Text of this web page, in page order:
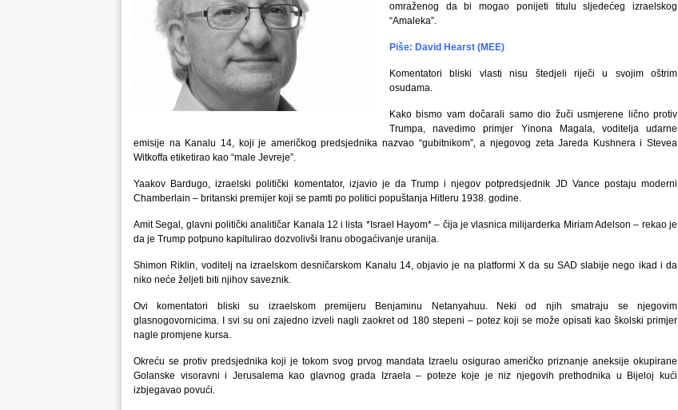
omraženog da bi mogao ponijeti titulu sljedećeg izraelskog
“Amaleka”.
Piše: David Hearst (MEE)
Komentatori bliski vlasti nisu štedjeli riječi u svojim oštrim
osudama.
Kako bismo vam dočarali samo dio žuči usmjerene lično protiv
Trumpa, navedimo primjer Yinona Magala, voditelja udarne
emisije na Kanalu 14, koji je američkog predsjednika nazvao “gubitnikom”, a njegovog zeta Jareda Kushnera i Stevea
Witkoffa etiketirao kao “male Jevreje”.
Yaakov Bardugo, izraelski politički komentator, izjavio je da Trump i njegov potpredsjednik JD Vance postaju moderni
Chamberlain – britanski premijer koji se pamti po politici popuštanja Hitleru 1938. godine.
Amit Segal, glavni politički analitičar Kanala 12 i lista *Israel Hayom* – čija je vlasnica milijarderka Miriam Adelson – rekao je
da je Trump potpuno kapitulirao dozvolivši Iranu obogaćivanje uranija.
Shimon Riklin, voditelj na izraelskom desničarskom Kanalu 14, objavio je na platformi X da su SAD slabije nego ikad i da
niko neće željeti biti njihov saveznik.
Ovi komentatori bliski su izraelskom premijeru Benjaminu Netanyahuu. Neki od njih smatraju se njegovim
glasnogovornicima. I svi su oni zajedno izveli nagli zaokret od 180 stepeni – potez koji se može opisati kao školski primjer
nagle promjene kursa.
Okreću se protiv predsjednika koji je tokom svog prvog mandata Izraelu osigurao američko priznanje aneksije okupirane
Golanske visoravni i Jerusalema kao glavnog grada Izraela – poteze koje je niz njegovih prethodnika u Bijeloj kući
izbjegavao povući.